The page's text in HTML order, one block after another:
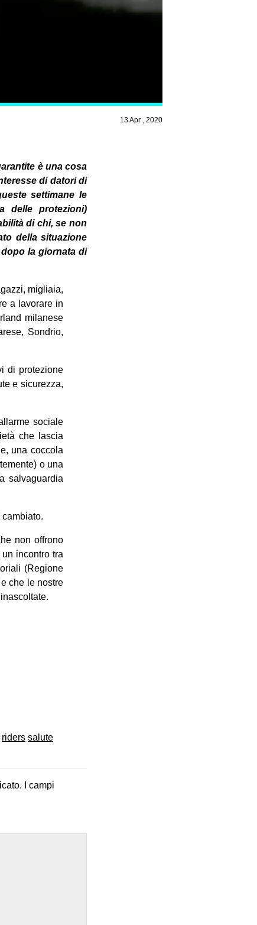
13 Apr , 2020
è una cosa
di datori di
settimane le
delle protezioni)
di chi, se non
della situazione
la giornata di
migliaia,
a lavorare in
milanese
Sondrio,
di protezione
e sicurezza,
sociale
che lascia
una coccola
o una
salvaguardia
non offrono
incontro tra
(Regione
che le nostre
riders salute
I campi